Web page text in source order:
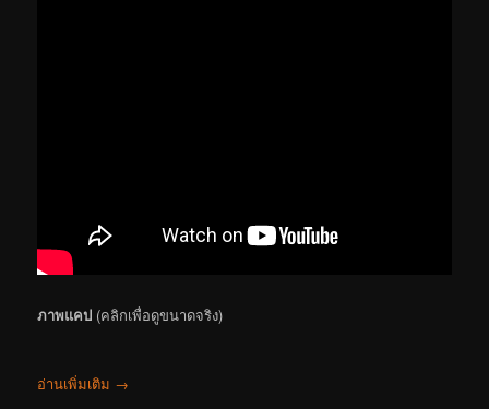
ภาพแคป (คลิกเพื่อดูขนาดจริง)
อ่านเพิ่มเติม →